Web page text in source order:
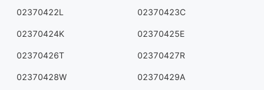
02370422L 02370423C
02370424K 02370425E
02370426T 02370427R
02370428W 02370429A